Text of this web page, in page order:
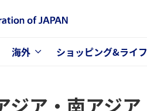
海外 ショッピング&ライフ
ジア・南アジア